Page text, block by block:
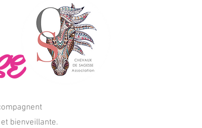
bienveillante.